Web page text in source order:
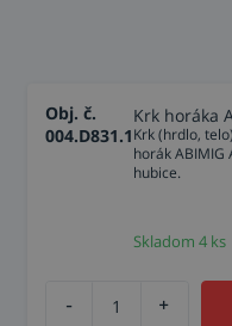
Obj. č.
004.D831.1
Krk horáka
Krk (hrdlo,
horák ABIMIG
hubice.
Skladom 4 ks
- +